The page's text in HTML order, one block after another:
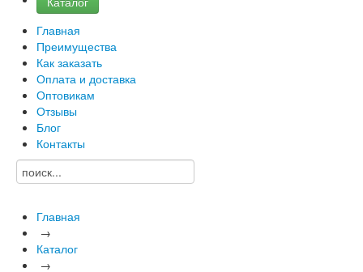
Главная
Преимущества
Как заказать
Оплата и доставка
Оптовикам
Отзывы
Блог
Контакты
Главная
→
Каталог
→